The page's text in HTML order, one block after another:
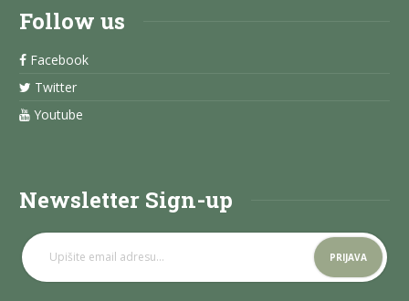
Follow us
Facebook
Twitter
Youtube
Newsletter Sign-up